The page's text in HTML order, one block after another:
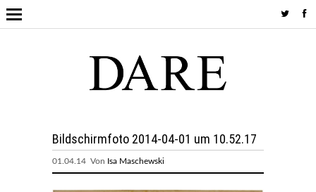
Bildschirmfoto 2014-04-01 um 10.52.17
01.04.14 Von Isa Maschewski